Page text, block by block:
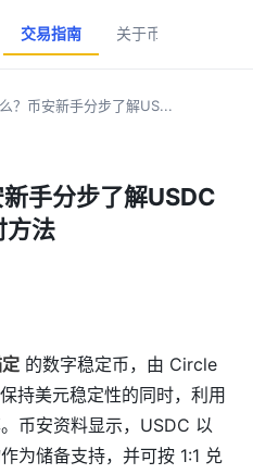
交易指南 关于币安
？币安新手分步了解US...
手分步了解USDC
方法
的数字稳定币，由 Circle
持美元稳定性的同时，利用
币安资料显示，USDC 以
为储备支持，并可按 1:1 兑